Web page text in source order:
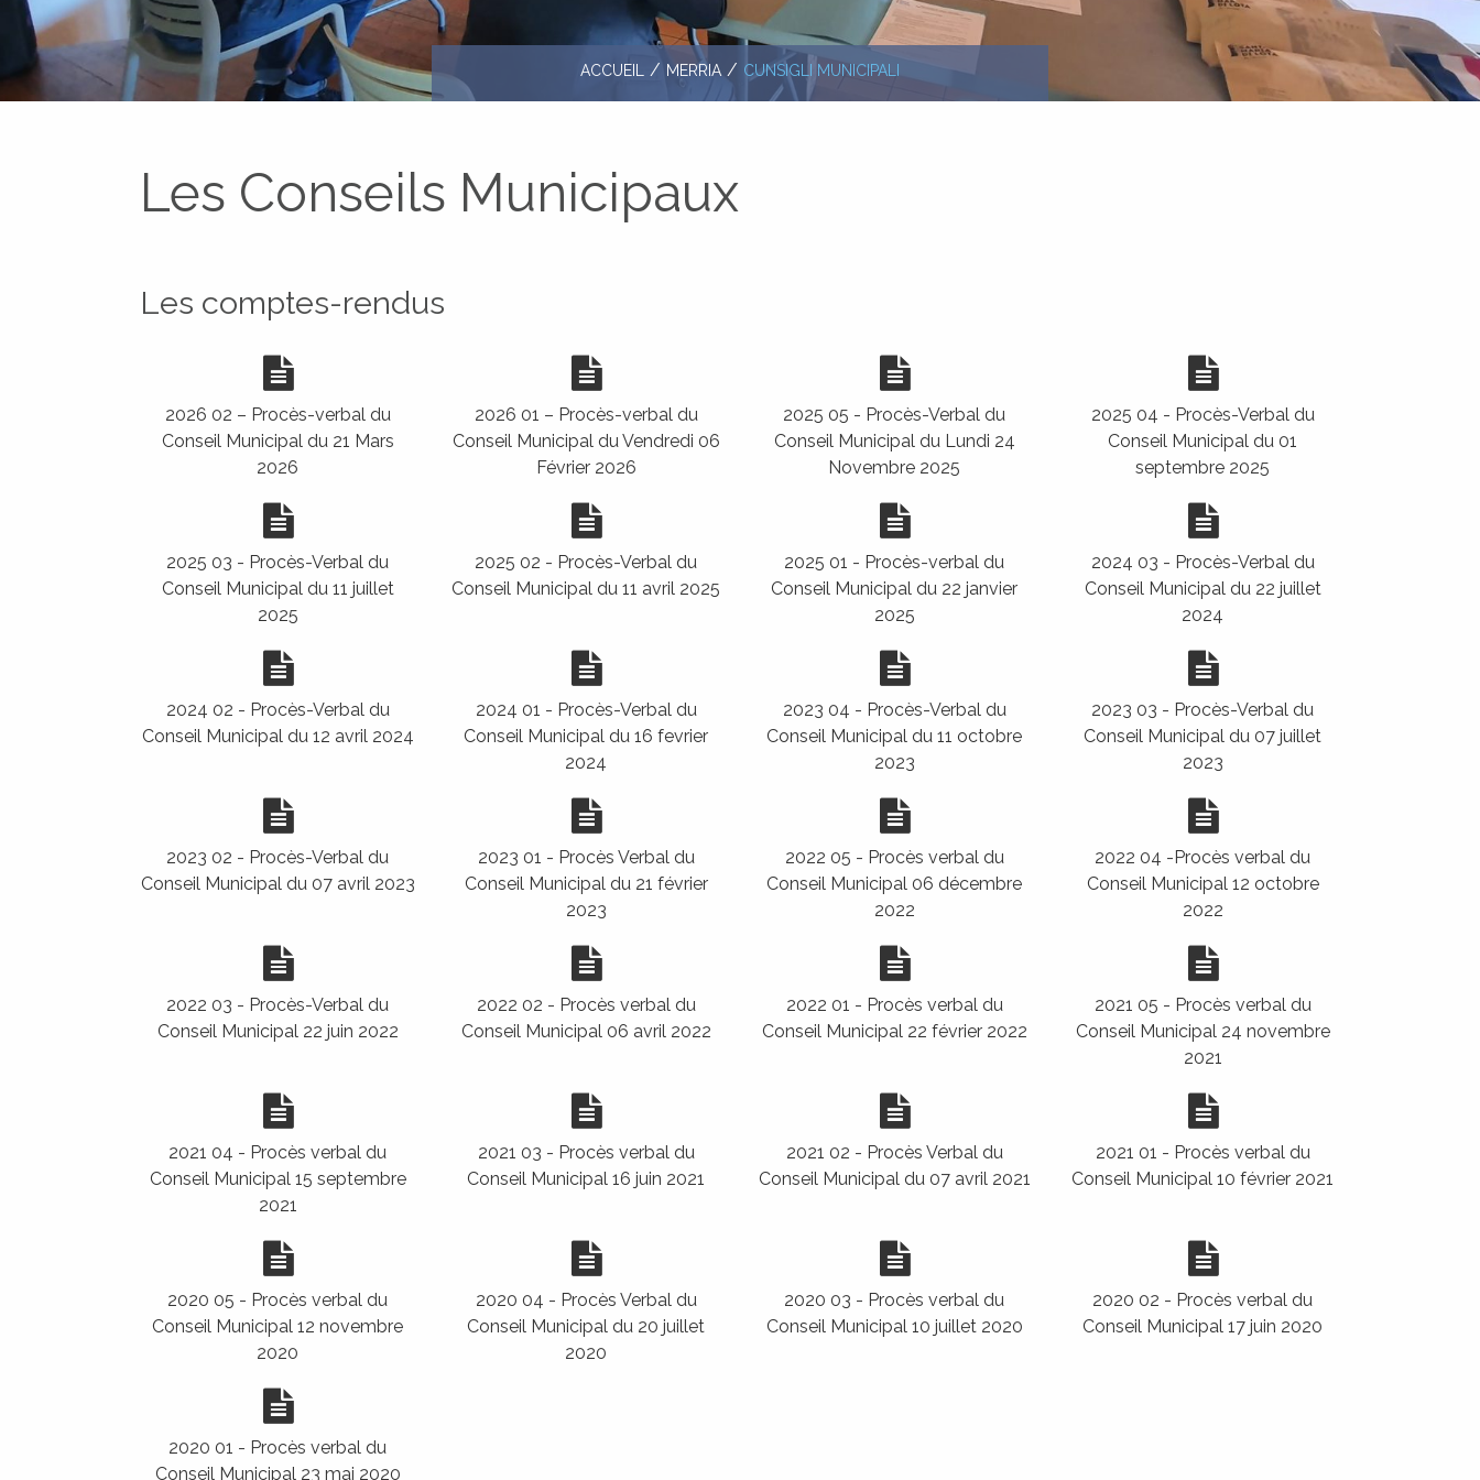
ACCUEIL MERRIA CUNSIGLI MUNICIPALI
Les Conseils Municipaux
Les comptes-rendus
2026 02 – Procès-verbal du
Conseil Municipal du 21 Mars
2026
2026 01 – Procès-verbal du
Conseil Municipal du Vendredi 06
Février 2026
2025 05 - Procès-Verbal du
Conseil Municipal du Lundi 24
Novembre 2025
2025 04 - Procès-Verbal du
Conseil Municipal du 01
septembre 2025
2025 03 - Procès-Verbal du
Conseil Municipal du 11 juillet
2025
2025 02 - Procès-Verbal du
Conseil Municipal du 11 avril 2025
2025 01 - Procès-verbal du
Conseil Municipal du 22 janvier
2025
2024 03 - Procès-Verbal du
Conseil Municipal du 22 juillet
2024
2024 02 - Procès-Verbal du
Conseil Municipal du 12 avril 2024
2024 01 - Procès-Verbal du
Conseil Municipal du 16 fevrier
2024
2023 04 - Procès-Verbal du
Conseil Municipal du 11 octobre
2023
2023 03 - Procès-Verbal du
Conseil Municipal du 07 juillet
2023
2023 02 - Procès-Verbal du
Conseil Municipal du 07 avril 2023
2023 01 - Procès Verbal du
Conseil Municipal du 21 février
2023
2022 05 - Procès verbal du
Conseil Municipal 06 décembre
2022
2022 04 -Procès verbal du
Conseil Municipal 12 octobre
2022
2022 03 - Procès-Verbal du
Conseil Municipal 22 juin 2022
2022 02 - Procès verbal du
Conseil Municipal 06 avril 2022
2022 01 - Procès verbal du
Conseil Municipal 22 février 2022
2021 05 - Procès verbal du
Conseil Municipal 24 novembre
2021
2021 04 - Procès verbal du
Conseil Municipal 15 septembre
2021
2021 03 - Procès verbal du
Conseil Municipal 16 juin 2021
2021 02 - Procès Verbal du
Conseil Municipal du 07 avril 2021
2021 01 - Procès verbal du
Conseil Municipal 10 février 2021
2020 05 - Procès verbal du
Conseil Municipal 12 novembre
2020
2020 04 - Procès Verbal du
Conseil Municipal du 20 juillet
2020
2020 03 - Procès verbal du
Conseil Municipal 10 juillet 2020
2020 02 - Procès verbal du
Conseil Municipal 17 juin 2020
2020 01 - Procès verbal du
Conseil Municipal 23 mai 2020